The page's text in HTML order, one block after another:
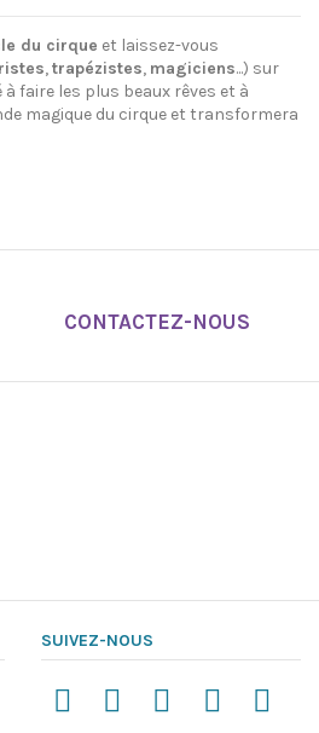
du cirque et laissez-vous
,trapézistes, magiciens...) sur
faire les plus beaux rêves et à
magique du cirque et transformera
CONTACTEZ-NOUS
SUIVEZ-NOUS